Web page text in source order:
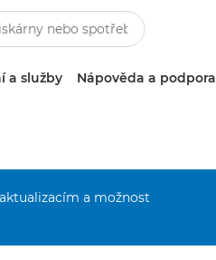
a služby Nápověda a podpora
a možnost